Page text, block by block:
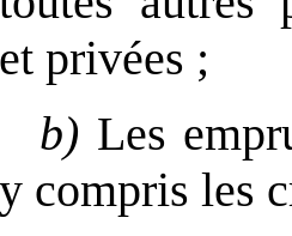
et privées ;
b) Les
y compris les